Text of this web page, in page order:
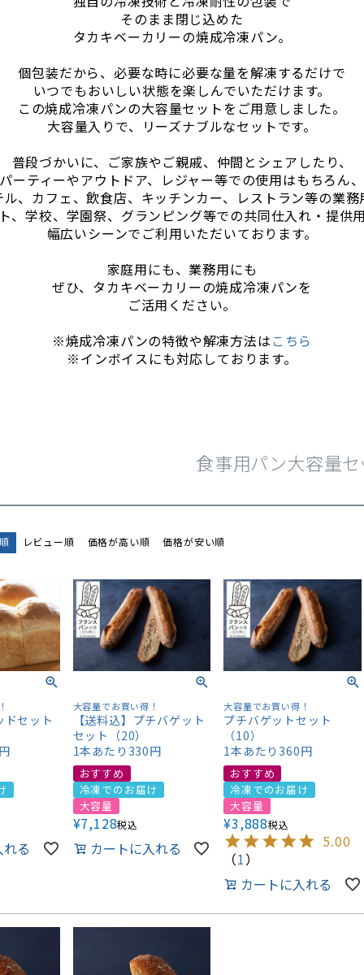
そのまま閉じ込めた
タカキベーカリーの焼成冷凍パン。
個包装だから、必要な時に必要な量を解凍するだけで
いつでもおいしい状態を楽しんでいただけます。
この焼成冷凍パンの大容量セットをご用意しました。
大容量入りで、リーズナブルなセットです。
普段づかいに、ご家族やご親戚、仲間とシェアしたり、
パーティーやアウトドア、レジャー等での使用はもちろん、
ル、カフェ、飲食店、キッチンカー、レストラン等の業務
、学校、学園祭、グランピング等での共同仕入れ・提供
幅広いシーンでご利用いただいております。
家庭用にも、業務用にも
ぜひ、タカキベーカリーの焼成冷凍パンを
ご活用ください。
※焼成冷凍パンの特徴や解凍方法は こちら
※インボイスにも対応しております。
食事用パン大容量セ
レビュー順 価格が高い順 価格が安い順
ドセット
る
大容量でお買い得！
【送料込】プチバゲット
セット（20）
1本あたり330円
おすすめ
冷凍でのお届け
大容量
¥7,128税込
カートに入れる
大容量でお買い得！
プチバゲットセット
（10）
1本あたり360円
おすすめ
冷凍でのお届け
大容量
¥3,888税込
5.00
（1）
カートに入れる